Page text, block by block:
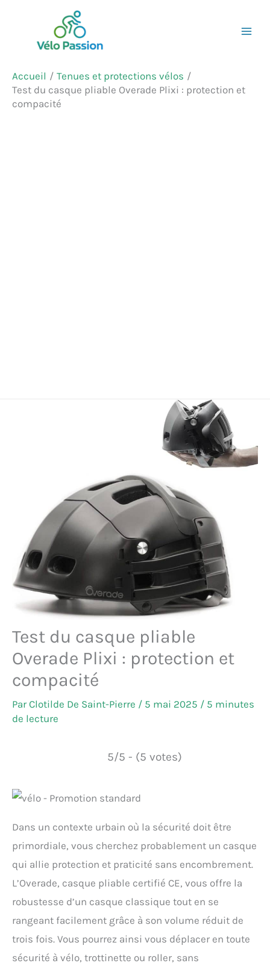
contenu
Accueil
Tenues et protections vélos
Test du casque pliable Overade Plixi : protection et
compacité
Test du casque pliable
Overade Plixi : protection et
compacité
ParClotilde De Saint-Pierre / 5 mai 2025 / 5 minutes
de lecture
5/5 - (5 votes)
Dans un contexte urbain où la sécurité doit être
primordiale, vous cherchez probablement un casque
qui allie protection et praticité sans encombrement.
L’Overade, casque pliable certifié CE, vous offre la
robustesse d’un casque classique tout en se
rangeant facilement grâce à son volume réduit de
trois fois. Vous pourrez ainsi vous déplacer en toute
sécurité à vélo, trottinette ou roller, sans